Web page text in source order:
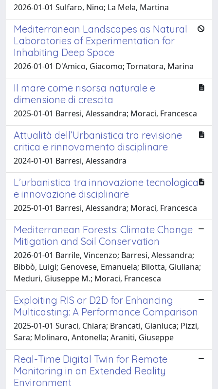
2026-01-01 Sulfaro, Nino; La Mela, Martina
Mediterranean Landscapes as Natural
Laboratories of Experimentation for
Inhabiting Deep Space
2026-01-01 D'Amico, Giacomo; Tornatora, Marina
Il mare come risorsa naturale e
dimensione di crescita
2025-01-01 Barresi, Alessandra; Moraci, Francesca
Attualità dell’Urbanistica tra revisione
critica e rinnovamento disciplinare
2024-01-01 Barresi, Alessandra
L’urbanistica tra innovazione tecnologica
e innovazione disciplinare
2025-01-01 Barresi, Alessandra; Moraci, Francesca
Mediterranean Forests: Climate Change
Mitigation and Soil Conservation
2026-01-01 Barrile, Vincenzo; Barresi, Alessandra;
Bibbò, Luigi; Genovese, Emanuela; Bilotta, Giuliana;
Meduri, Giuseppe M.; Moraci, Francesca
Exploiting RIS or D2D for Enhancing
Multicasting: A Performance Comparison
2025-01-01 Suraci, Chiara; Brancati, Gianluca; Pizzi,
Sara; Molinaro, Antonella; Araniti, Giuseppe
Real-Time Digital Twin for Remote
Monitoring in an Extended Reality
Environment